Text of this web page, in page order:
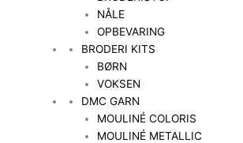
NÅLE
OPBEVARING
BRODERI KITS
BØRN
VOKSEN
DMC GARN
MOULINÉ COLORIS
MOULINÉ METALLIC